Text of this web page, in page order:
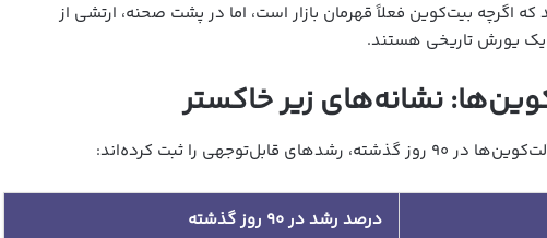
اگرچه بیت‌کوین فعلاً قهرمان بازار است، اما در پشت صحنه، ارتشی از
یک یورش تاریخی هستند.
را ثبت کرده‌اند:
درصد رشد در ۹۰ روز گذشته